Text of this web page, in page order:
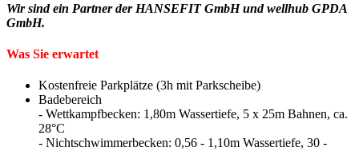
Wir sind ein Partner der HANSEFIT GmbH und wellhub GPDA
GmbH.
Was Sie erwartet
Kostenfreie Parkplätze (3h mit Parkscheibe)
Badebereich
- Wettkampfbecken: 1,80m Wassertiefe, 5 x 25m Bahnen, ca.
28°C
- Nichtschwimmerbecken: 0,56 - 1,10m Wassertiefe, 30 -